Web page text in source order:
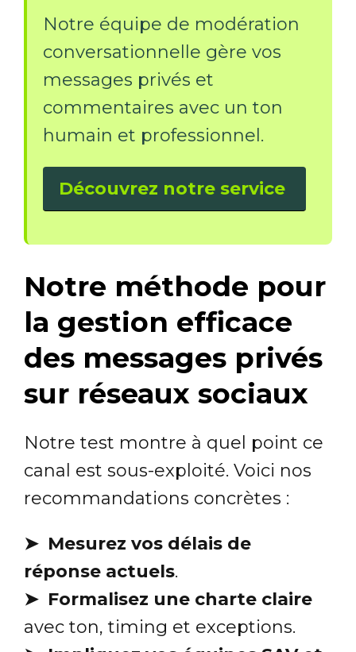
Notre équipe de modération
conversationnelle gère vos
messages privés et
commentaires avec un ton
humain et professionnel.
Découvrez notre service
Notre méthode pour
la gestion efficace
des messages privés
sur réseaux sociaux
Notre test montre à quel point ce
canal est sous-exploité. Voici nos
recommandations concrètes :
➤ Mesurez vos délais de
réponse actuels.
➤ Formalisez une charte claire
avec ton, timing et exceptions.